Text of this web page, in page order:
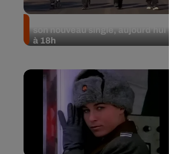
son nouveau single, aujourd’hui
à 18h